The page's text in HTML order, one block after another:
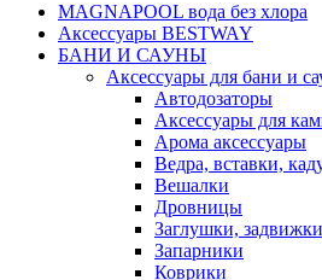
MAGNAPOOL вода без хлора
Аксессуары BESTWAY
БАНИ И САУНЫ
Аксессуары для бани и
Автодозаторы
Аксессуары для
Арома аксессуары
Ведра, вставки,
Вешалки
Дровницы
Заглушки,
Запарники
Коврики